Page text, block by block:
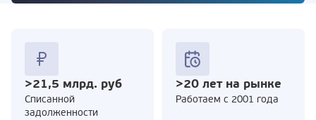
>21,5 млрд. руб
Cписанной
задолженности
>20 лет на рынке
Работаем с 2001 года